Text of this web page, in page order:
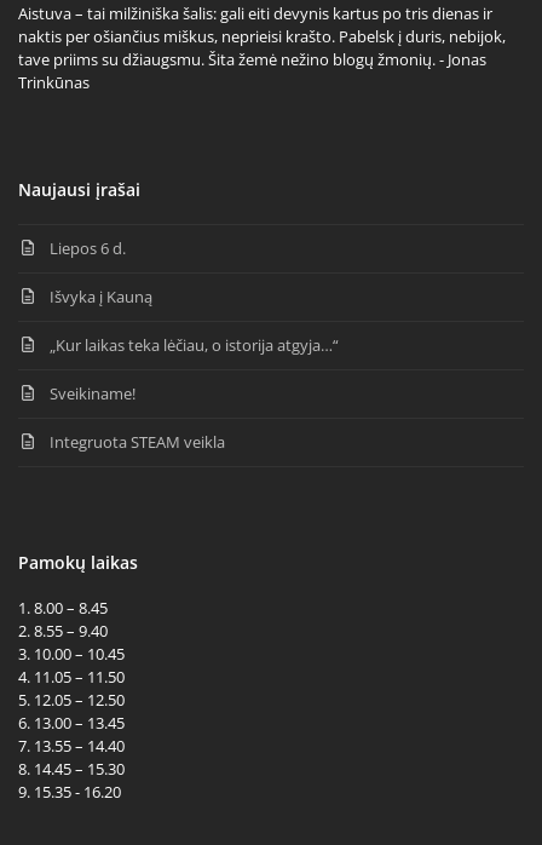
Aistuva – tai milžiniška šalis: gali eiti devynis kartus po tris dienas ir
naktis per ošiančius miškus, neprieisi krašto. Pabelsk į duris, nebijok,
tave priims su džiaugsmu. Šita žemė nežino blogų žmonių. - Jonas
Trinkūnas
Naujausi įrašai
Liepos 6 d.
Išvyka į Kauną
„Kur laikas teka lėčiau, o istorija atgyja…“
Sveikiname!
Integruota STEAM veikla
Pamokų laikas
1. 8.00 – 8.45
2. 8.55 – 9.40
3. 10.00 – 10.45
4. 11.05 – 11.50
5. 12.05 – 12.50
6. 13.00 – 13.45
7. 13.55 – 14.40
8. 14.45 – 15.30
9. 15.35 - 16.20